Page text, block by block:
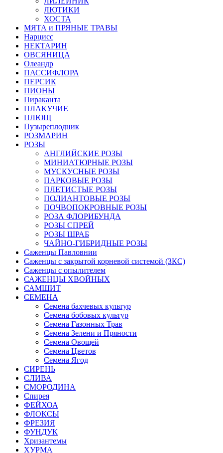
ЛЮТИКИ
ХОСТА
МЯТА и ПРЯНЫЕ ТРАВЫ
Нарцисс
НЕКТАРИН
ОВСЯНИЦА
Олеандр
ПАССИФЛОРА
ПЕРСИК
ПИОНЫ
Пираканта
ПЛАКУЧИЕ
ПЛЮЩ
Пузыреплодник
РОЗМАРИН
РОЗЫ
АНГЛИЙСКИЕ РОЗЫ
МИНИАТЮРНЫЕ РОЗЫ
МУСКУСНЫЕ РОЗЫ
ПАРКОВЫЕ РОЗЫ
ПЛЕТИСТЫЕ РОЗЫ
ПОЛИАНТОВЫЕ РОЗЫ
ПОЧВОПОКРОВНЫЕ РОЗЫ
РОЗА ФЛОРИБУНДА
РОЗЫ СПРЕЙ
РОЗЫ ШРАБ
ЧАЙНО-ГИБРИДНЫЕ РОЗЫ
Саженцы Павловнии
Саженцы с закрытой корневой системой (ЗКС)
Саженцы с опылителем
САЖЕНЦЫ ХВОЙНЫХ
САМШИТ
СЕМЕНА
Семена бахчевых культур
Семена бобовых культур
Семена Газонных Трав
Семена Зелени и Пряности
Семена Овощей
Семена Цветов
Семена Ягод
СИРЕНЬ
СЛИВА
СМОРОДИНА
Спирея
ФЕЙХОА
ФЛОКСЫ
ФРЕЗИЯ
ФУНДУК
Хризантемы
ХУРМА